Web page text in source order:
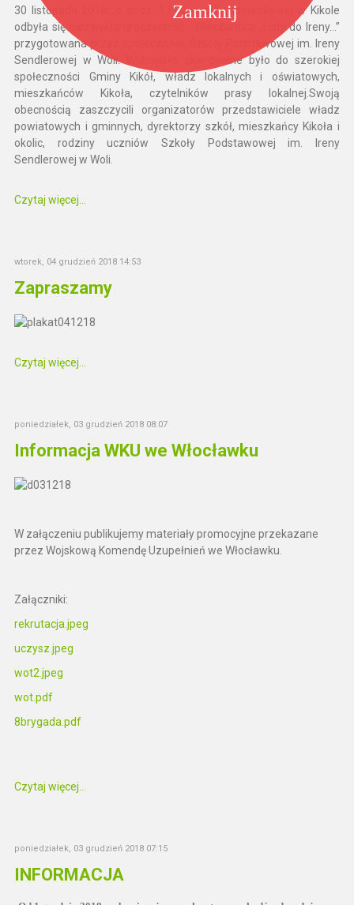
30 listopada 2018r. o godz. 17.00 w sali widowiskowej w Kikole
odbyła się niezwykła uroczystość - Wieczornica „Listy do Ireny…”
przygotowana przez społeczność Szkoły Podstawowej im. Ireny
Sendlerowej w Woli. Widowisko skierowane było do szerokiej
społeczności Gminy Kikół, władz lokalnych i oświatowych,
mieszkańców Kikoła, czytelników prasy lokalnej.Swoją
obecnością zaszczycili organizatorów przedstawiciele władz
powiatowych i gminnych, dyrektorzy szkół, mieszkańcy Kikoła i
okolic, rodziny uczniów Szkoły Podstawowej im. Ireny
Sendlerowej w Woli.
Czytaj więcej...
wtorek, 04 grudzień 2018 14:53
Zapraszamy
Czytaj więcej...
poniedziałek, 03 grudzień 2018 08:07
Informacja WKU we Włocławku
W załączeniu publikujemy materiały promocyjne przekazane
przez Wojskową Komendę Uzupełnień we Włocławku.
Załączniki:
rekrutacja.jpeg
uczysz.jpeg
wot2.jpeg
wot.pdf
8brygada.pdf
Czytaj więcej...
poniedziałek, 03 grudzień 2018 07:15
INFORMACJA
Zamknij